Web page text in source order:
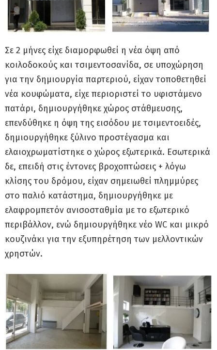
Σε 2 μήνες είχε διαμορφωθεί η νέα όψη από
κοιλοδοκούς και τσιμεντοσανίδα, σε υποχώρηση
για την δημιουργία παρτεριού, είχαν τοποθετηθεί
νέα κουφώματα, είχε περιοριστεί το υφιστάμενο
πατάρι, δημιουργήθηκε χώρος στάθμευσης,
επενδύθηκε η όψη της εισόδου με τσιμεντοειδές,
δημιουργήθηκε ξύλινο προστέγασμα και
ελαιοχρωματίστηκε ο χώρος εξωτερικά. Εσωτερικά
δε, επειδή στις έντονες βροχοπτώσεις + λόγω
κλίσης του δρόμου, είχαν σημειωθεί πλημμύρες
στο παλιό κατάστημα, δημιουργήθηκε με
ελαφρομπετόν ανισοσταθμία με το εξωτερικό
περιβάλλον, ενώ δημιουργήθηκε νέο WC και μικρό
κουζινάκι για την εξυπηρέτηση των μελλοντικών
χρηστών.